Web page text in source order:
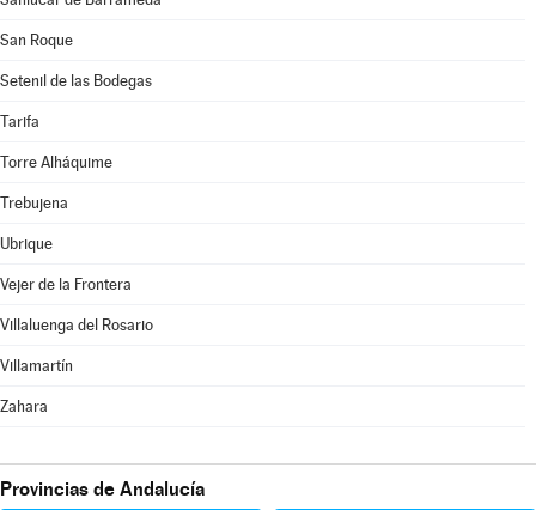
San Roque
Setenil de las Bodegas
Tarifa
Torre Alháquime
Trebujena
Ubrique
Vejer de la Frontera
Villaluenga del Rosario
Villamartín
Zahara
Provincias de Andalucía